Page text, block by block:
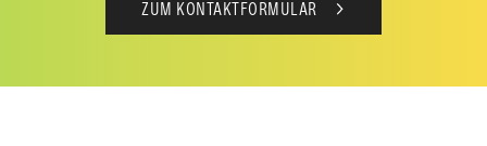
ZUM KONTAKTFORMULAR